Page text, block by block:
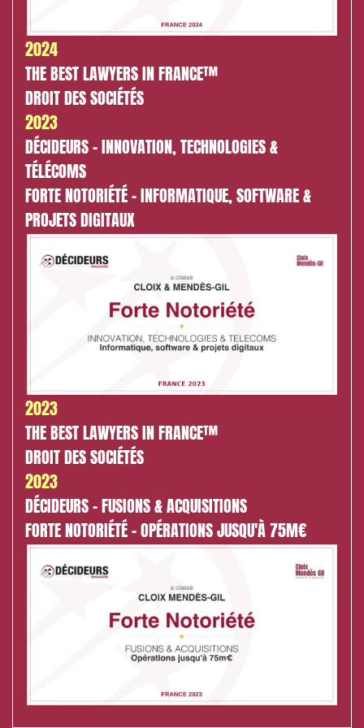
2024
THE BEST LAWYERS IN FRANCE™
DROIT DES SOCIÉTÉS
2023
DÉCIDEURS - INNOVATION, TECHNOLOGIES &
TÉLÉCOMS
FORTE NOTORIÉTÉ - INFORMATIQUE, SOFTWARE &
PROJETS DIGITAUX
2023
THE BEST LAWYERS IN FRANCE™
DROIT DES SOCIÉTÉS
2023
DÉCIDEURS - FUSIONS & ACQUISITIONS
FORTE NOTORIÉTÉ - OPÉRATIONS JUSQU'À 75M€
Banque finance et assurance